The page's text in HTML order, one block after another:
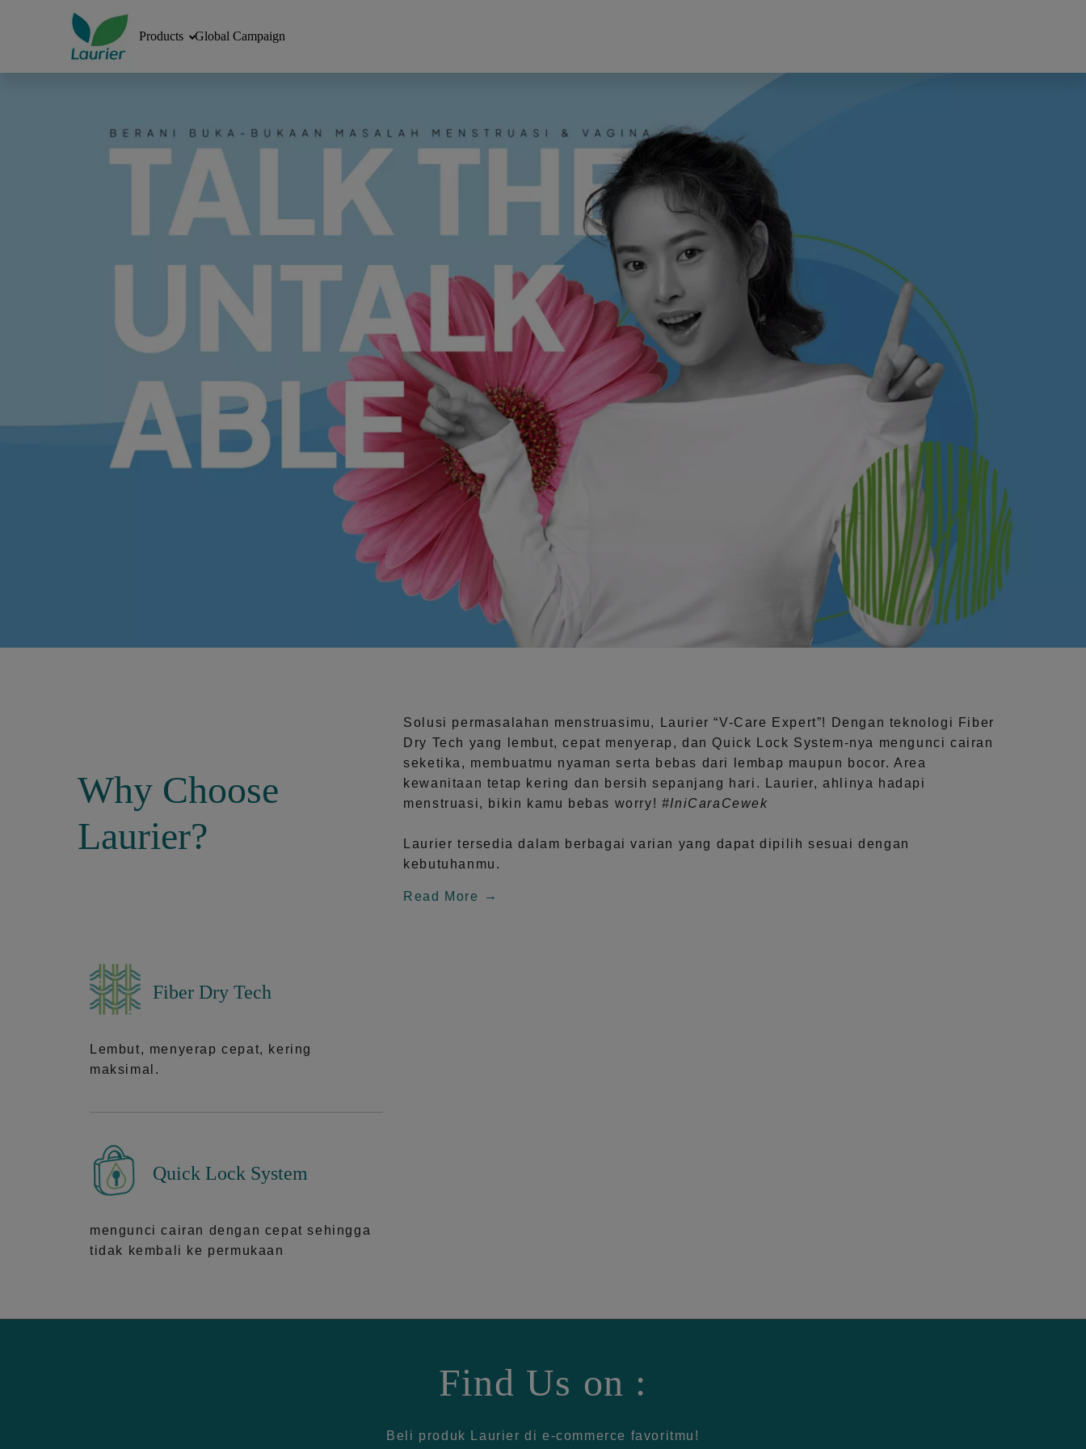
Products Global Campaign
Why Choose
Laurier?
Solusi permasalahan menstruasimu, Laurier“V-Care Expert”! Dengan teknologi
Fiber
Dry Tech yang lembut, cepat menyerap, dan Quick Lock System-nya mengunci cairan
seketika, membuatmu nyaman serta bebas dari lembap maupun bocor. Area
kewanitaan tetap kering dan bersih sepanjang hari.
Laurier, ahlinya hadapi
menstruasi, bikin kamu bebas worry! #IniCaraCewek
Laurier tersedia dalam berbagai varian yang dapat dipilih sesuai dengan
kebutuhanmu.
Read More
Fiber Dry Tech
Lembut, menyerap cepat, kering
maksimal.
Quick Lock System
mengunci cairan dengan cepat sehingga
tidak kembali ke permukaan
Find Us on :
Beli produk Laurier di e-commerce favoritmu!